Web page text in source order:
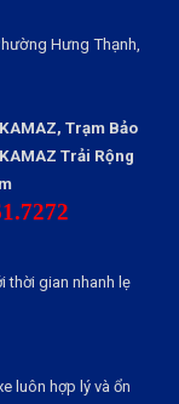
Hưng Thạnh,
Trạm Bảo
Trải Rộng
thời gian nhanh lẹ
luôn hợp lý và ổn